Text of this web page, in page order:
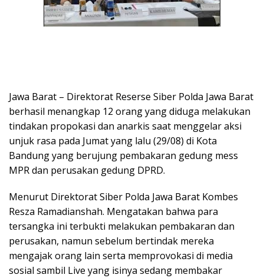
Jawa Barat – Direktorat Reserse Siber Polda Jawa Barat
berhasil menangkap 12 orang yang diduga melakukan
tindakan propokasi dan anarkis saat menggelar aksi
unjuk rasa pada Jumat yang lalu (29/08) di Kota
Bandung yang berujung pembakaran gedung mess
MPR dan perusakan gedung DPRD.
Menurut Direktorat Siber Polda Jawa Barat Kombes
Resza Ramadianshah. Mengatakan bahwa para
tersangka ini terbukti melakukan pembakaran dan
perusakan, namun sebelum bertindak mereka
mengajak orang lain serta memprovokasi di media
sosial sambil Live yang isinya sedang membakar